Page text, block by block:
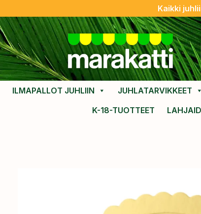
Kaikki
ILMAPALLOT JUHLIIN JUHLATARVIKKEET
K-18-TUOTTEET